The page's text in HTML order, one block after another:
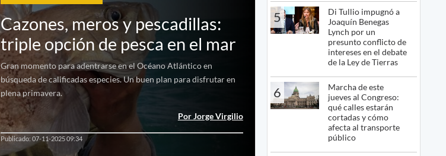
Cazones, meros y pescadillas:
triple opción de pesca en el mar
Gran momento para adentrarse en el Océano Atlántico en
búsqueda de calificadas especies. Un buen plan para disfrutar en
plena primavera.
Por Jorge Virgilio
Publicado: 07-11-2025 09:34
5
Di Tullio impugnó a
Joaquín Benegas
Lynch por un
presunto conflicto de
intereses en el debate
de la Ley de Tierras
6
Marcha de este
jueves al Congreso:
qué calles estarán
cortadas y cómo
afecta al transporte
público